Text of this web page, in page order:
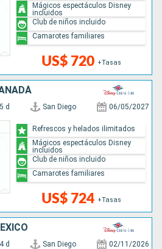
US$ 720 +Tasas
Mágicos espectáculos Disney
incluidos
Club de niños incluido
Camarotes familiares
5 d San Diego 06/05/2027
US$ 724 +Tasas
Refrescos y helados ilimitados
Mágicos espectáculos Disney
incluidos
Club de niños incluido
Camarotes familiares
4 d San Diego 02/11/2026